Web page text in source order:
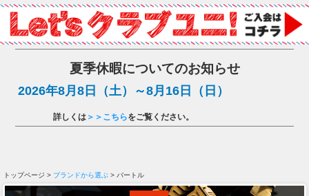
ー
ワ
ー
ド
夏季休暇についてのお知らせ
2026年8月8日（土）～8月16日（日）
詳しくは ＞＞こちらをご覧ください。
トップページ > ブランドから選ぶ > バートル